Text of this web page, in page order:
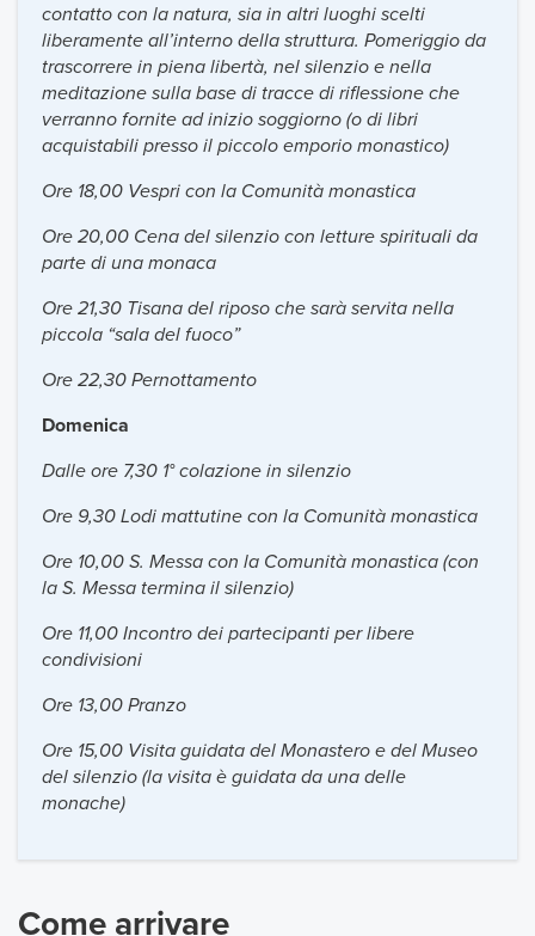
contatto con la natura, sia in altri luoghi scelti
liberamente all’interno della struttura. Pomeriggio da
trascorrere in piena libertà, nel silenzio e nella
meditazione sulla base di tracce di riflessione che
verranno fornite ad inizio soggiorno (o di libri
acquistabili presso il piccolo emporio monastico)
Ore 18,00 Vespri con la Comunità monastica
Ore 20,00 Cena del silenzio con letture spirituali da
parte di una monaca
Ore 21,30 Tisana del riposo che sarà servita nella
piccola “sala del fuoco”
Ore 22,30 Pernottamento
Domenica
Dalle ore 7,30 1° colazione in silenzio
Ore 9,30 Lodi mattutine con la Comunità monastica
Ore 10,00 S. Messa con la Comunità monastica (con
la S. Messa termina il silenzio)
Ore 11,00 Incontro dei partecipanti per libere
condivisioni
Ore 13,00 Pranzo
Ore 15,00 Visita guidata del Monastero e del Museo
del silenzio (la visita è guidata da una delle
monache)
Come arrivare